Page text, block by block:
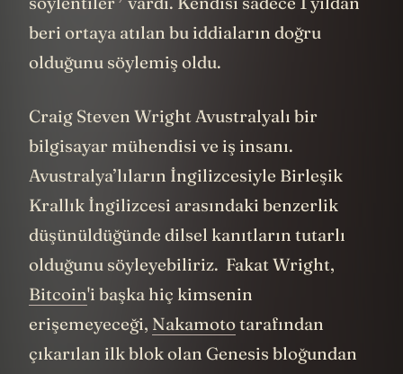
beri ortaya atılan bu iddiaların doğru
olduğunu söylemiş oldu.
Craig Steven Wright Avustralyalı bir
bilgisayar mühendisi ve iş insanı.
Avustralya’lıların İngilizcesiyle Birleşik
Krallık İngilizcesi arasındaki benzerlik
düşünüldüğünde dilsel kanıtların tutarlı
olduğunu söyleyebiliriz. Fakat Wright,
Bitcoin'i başka hiç kimsenin
erişemeyeceği, Nakamototarafından
çıkarılan ilk blok olan Genesis bloğundan